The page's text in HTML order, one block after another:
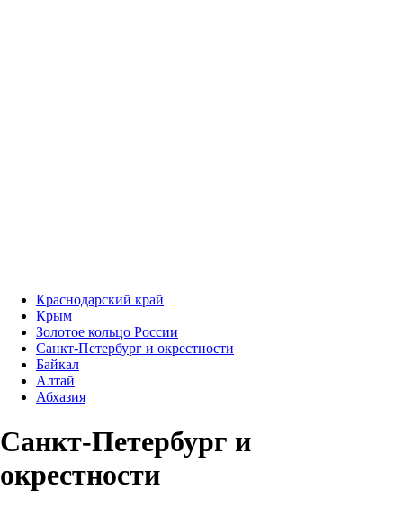
Краснодарский край
Крым
Золотое кольцо России
Санкт-Петербург и окрестности
Байкал
Алтай
Абхазия
Санкт-Петербург и
окрестности